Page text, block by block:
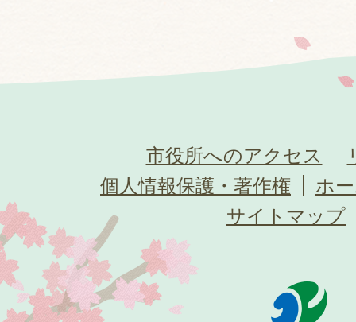
市役所へのアクセス
個人情報保護・著作権
ホ
サイトマップ